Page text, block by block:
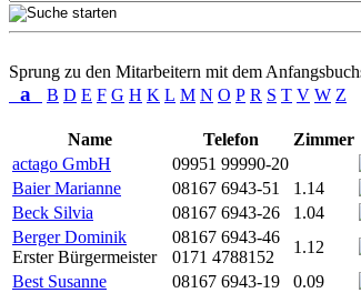
Sprung zu den Mitarbeitern mit dem
a B D E F G H K L M N O P R S T V W Z
Name
Telefon Zimmer
actago GmbH
09951 99990-20
Baier Marianne
08167 6943-51 1.14
Beck Silvia
08167 6943-26 1.04
Berger Dominik
Erster Bürgermeister
08167 6943-46
0171 4788152
1.12
Best Susanne
08167 6943-19 0.09